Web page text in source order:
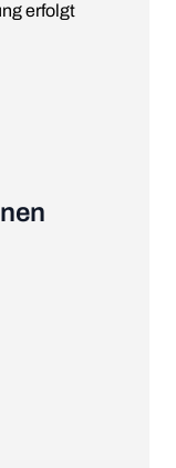
erfolgt